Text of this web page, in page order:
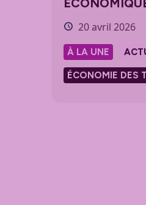
20 avril 2026
À LA UNE
ÉCONOMIE DES